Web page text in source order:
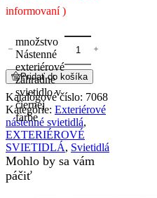
informovaní )
množstvo
Nástenné
exteriérové
záhradné
svietidlo v
čiernej
farbe
Pridať do košíka
Katalógové číslo: 7068
Kategórie: Exteriérové
nástenné svietidlá,
EXTERIÉROVÉ
SVIETIDLÁ, Svietidlá
Mohlo by sa vám
páčiť